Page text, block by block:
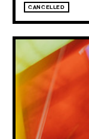
CANCELLED
DIJF
+ Lupo Spaccaro